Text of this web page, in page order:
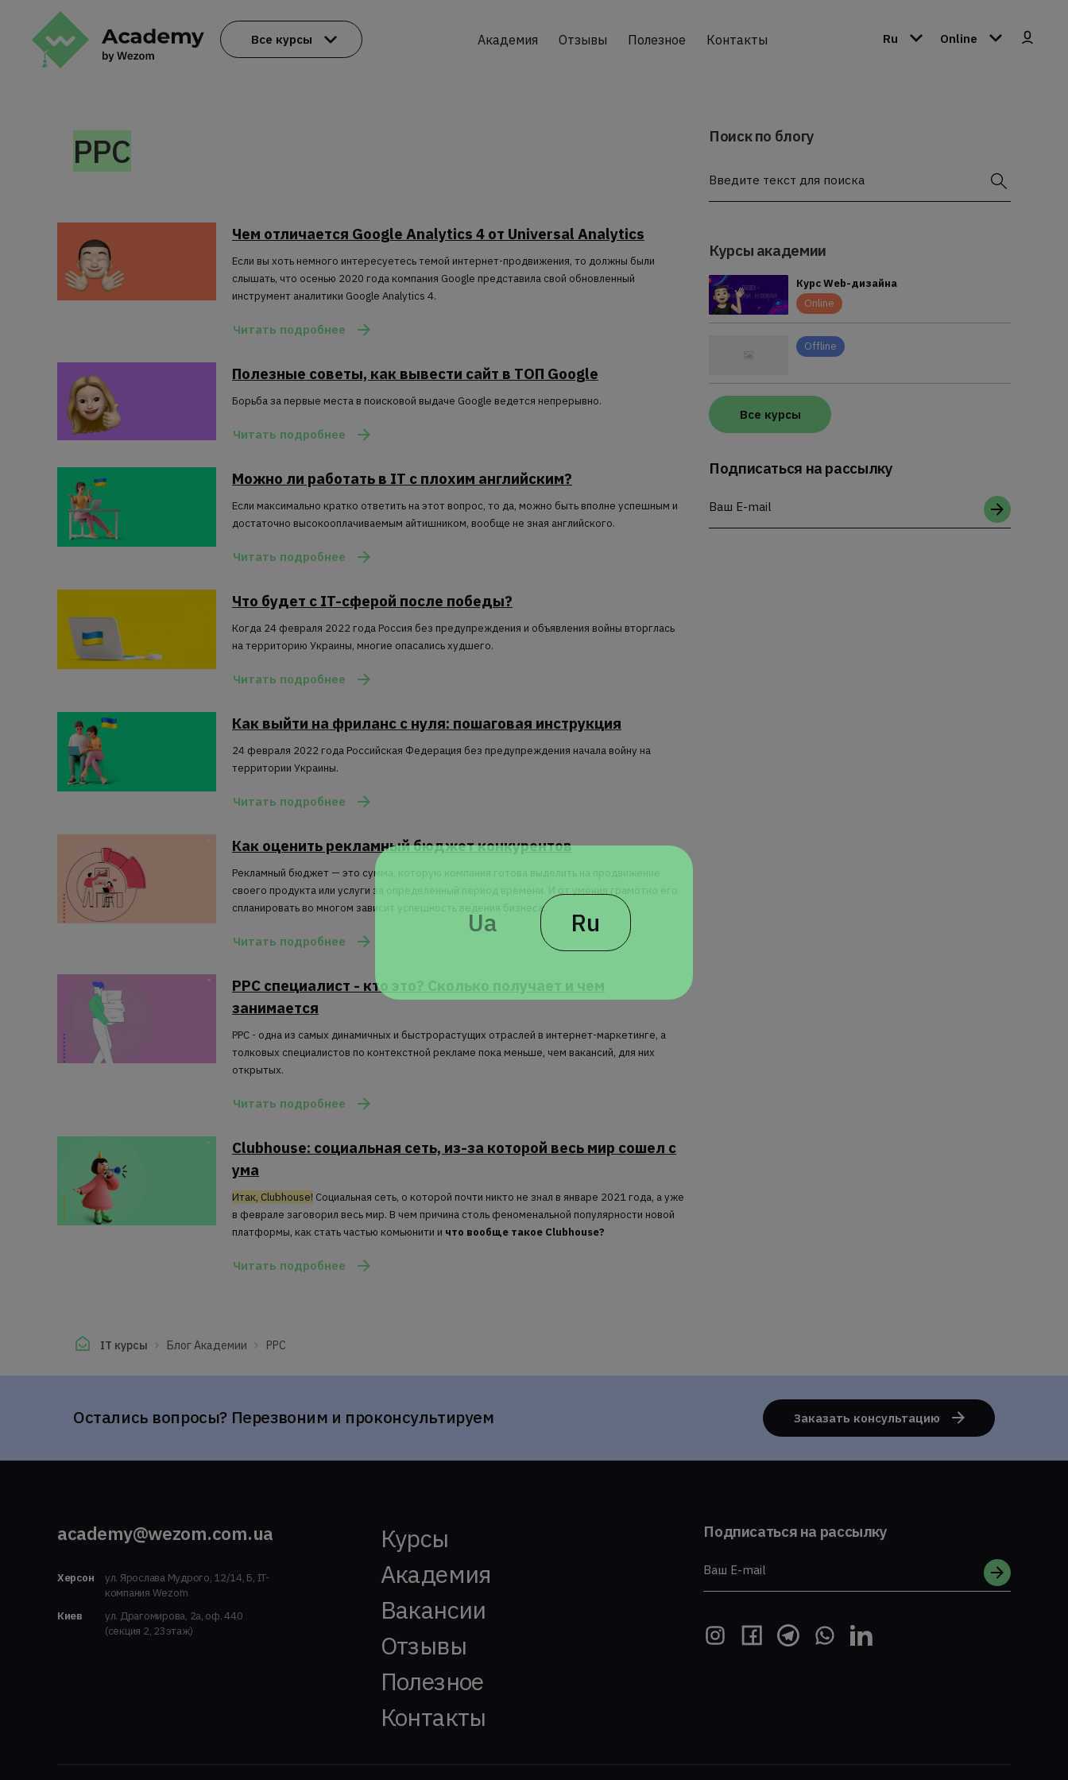
Ua Ru
Все курсы Академия Отзывы Полезное Контакты Ru Online
PPC
Чем отличается Google Analytics 4 от Universal Analytics
Если вы хоть немного интересуетесь темой интернет-продвижения, то должны были
слышать, что осенью 2020 года компания Google представила свой обновленный
инструмент аналитики Google Analytics 4.
Читать подробнее
Полезные советы, как вывести сайт в ТОП Google
Борьба за первые места в поисковой выдаче Google ведется непрерывно.
Читать подробнее
Можно ли работать в IT c плохим английским?
Если максимально кратко ответить на этот вопрос, то да, можно быть вполне успешным и
достаточно высокооплачиваемым айтишником, вообще не зная английского.
Читать подробнее
Что будет с IT-сферой после победы?
Когда 24 февраля 2022 года Россия без предупреждения и объявления войны вторглась
на территорию Украины, многие опасались худшего.
Читать подробнее
Как выйти на фриланс с нуля: пошаговая инструкция
24 февраля 2022 года Российская Федерация без предупреждения начала войну на
территории Украины.
Читать подробнее
Как оценить рекламный бюджет конкурентов
Рекламный бюджет — это сумма, которую компания готова выделить на продвижение
своего продукта или услуги за определенный период времени. И от умения грамотно его
спланировать во многом зависит успешность ведения бизнеса.
Читать подробнее
PPC специалист - кто это? Сколько получает и чем
занимается
PPC - одна из самых динамичных и быстрорастущих отраслей в интернет-маркетинге, а
толковых специалистов по контекстной рекламе пока меньше, чем вакансий, для них
открытых.
Читать подробнее
Clubhouse: социальная сеть, из-за которой весь мир сошел с
ума
Итак, Clubhouse! Социальная сеть, о которой почти никто не знал в январе 2021 года, а уже
в феврале заговорил весь мир. В чем причина столь феноменальной популярности новой
платформы, как стать частью комьюнити и что вообще такое Clubhouse?
Читать подробнее
Поиск по блогу
Введите текст для поиска
Курсы академии
Курс Web-дизайна
Online
Offline
Все курсы
Подписаться на рассылку
Ваш E-mail
IT курсы Блог Академии PPC
Остались вопросы? Перезвоним и проконсультируем Заказать консультацию
academy@wezom.com.ua
Херсон
ул. Ярослава Мудрого, 12/14, Б, IT-
компания Wezom
Киев
ул. Драгомирова, 2а, оф. 440
(секция 2, 23этаж)
Курсы
Академия
Вакансии
Отзывы
Полезное
Контакты
Подписаться на рассылку
Ваш E-mail